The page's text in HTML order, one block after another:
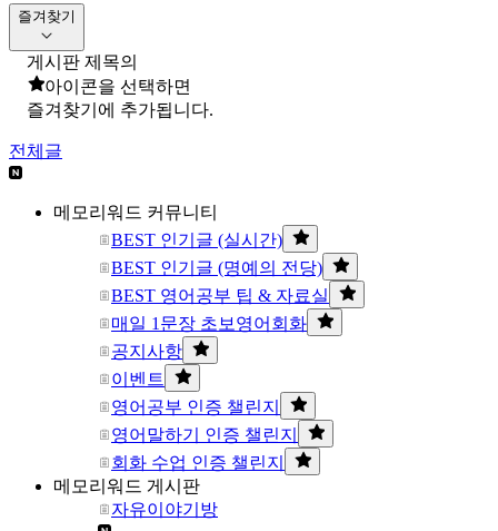
즐겨찾기
게시판 제목의
아이콘을 선택하면
즐겨찾기에 추가됩니다.
전체글
메모리워드 커뮤니티
BEST 인기글 (실시간)
BEST 인기글 (명예의 전당)
BEST 영어공부 팁 & 자료실
매일 1문장 초보영어회화
공지사항
이벤트
영어공부 인증 챌린지
영어말하기 인증 챌린지
회화 수업 인증 챌린지
메모리워드 게시판
자유이야기방